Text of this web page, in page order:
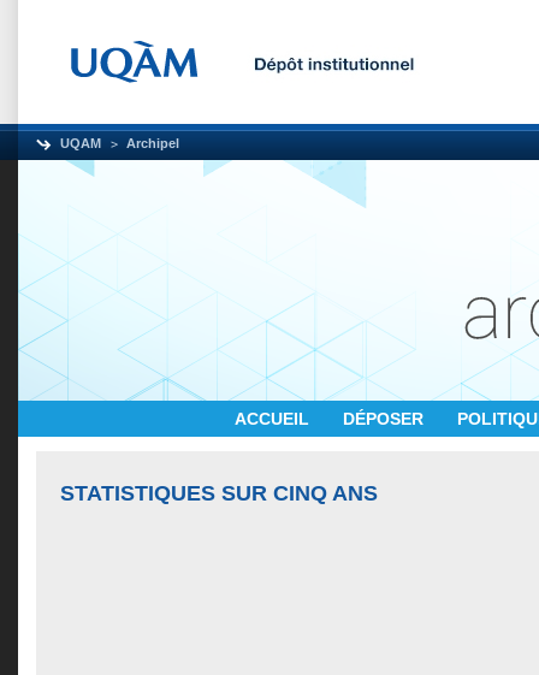
UQAM Archipel
ACCUEIL DÉPOSER
STATISTIQUES SUR CINQ ANS